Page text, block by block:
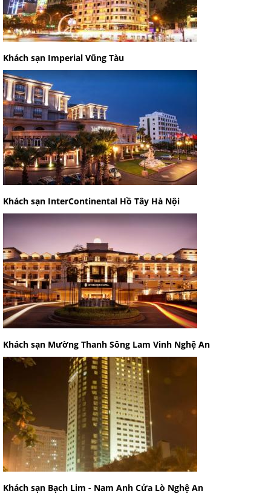
Khách sạn Imperial Vũng Tàu
Khách sạn InterContinental Hồ Tây Hà Nội
Khách sạn Mường Thanh Sông Lam Vinh Nghệ An
Khách sạn Bạch Lim - Nam Anh Cửa Lò Nghệ An